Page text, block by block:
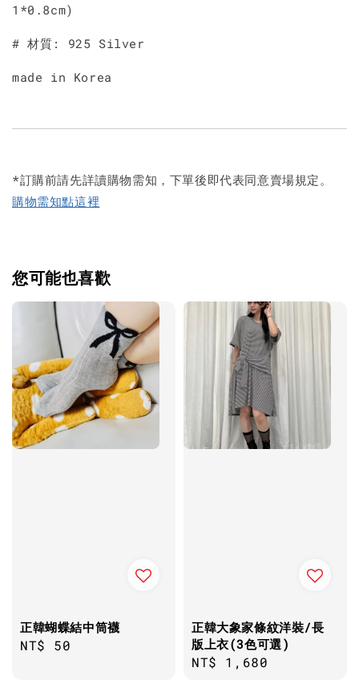
1*0.8cm)
# 材質: 925 Silver
made in Korea
*訂購前請先詳讀購物需知，下單後即代表同意賣場規定。
購物需知點這裡
您可能也喜歡
正韓蝴蝶結中筒襪
Regular
NT$ 50
正韓大象家條紋洋裝/長
版上衣(3色可選)
Regular
NT$ 1,680